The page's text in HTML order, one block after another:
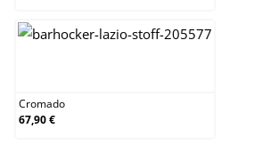
Cromado
67,90 €